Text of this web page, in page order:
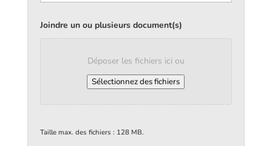
Joindre un ou plusieurs document(s)
Déposer les fichiers ici ou
Sélectionnez des fichiers
Taille max. des fichiers : 128 MB.